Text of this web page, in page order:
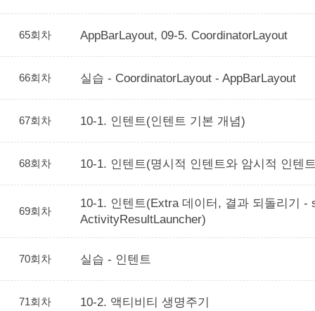
65회차 AppBarLayout, 09-5. CoordinatorLayout
66회차 실습 - CoordinatorLayout - AppBarLayout
67회차 10-1. 인텐트(인텐트 기본 개념)
68회차 10-1. 인텐트(명시적 인텐트와 암시적 인텐
69회차
10-1. 인텐트(Extra 데이터, 결과 되돌리기
ActivityResultLauncher)
70회차 실습 - 인텐트
71회차 10-2. 액티비티 생명주기